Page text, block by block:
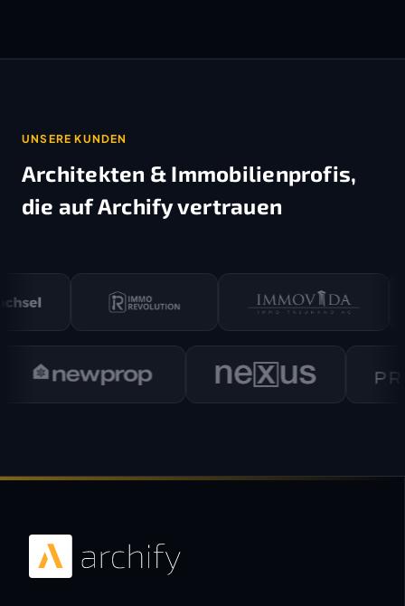
UNSERE KUNDEN
Architekten & Immobilienprofis,
die auf Archify vertrauen